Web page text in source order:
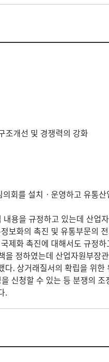
조개선 및 경쟁력의 강화
회를 설치ㆍ운영하고 유통
용을 규정하고 있는데 산업
보화의 촉진 및 유통부문의
제화 촉진에 대해서도 규정
정하였는데 산업자원부장
. 상거래질서의 확립을 위한
신청할 수 있는 등 분쟁의
.